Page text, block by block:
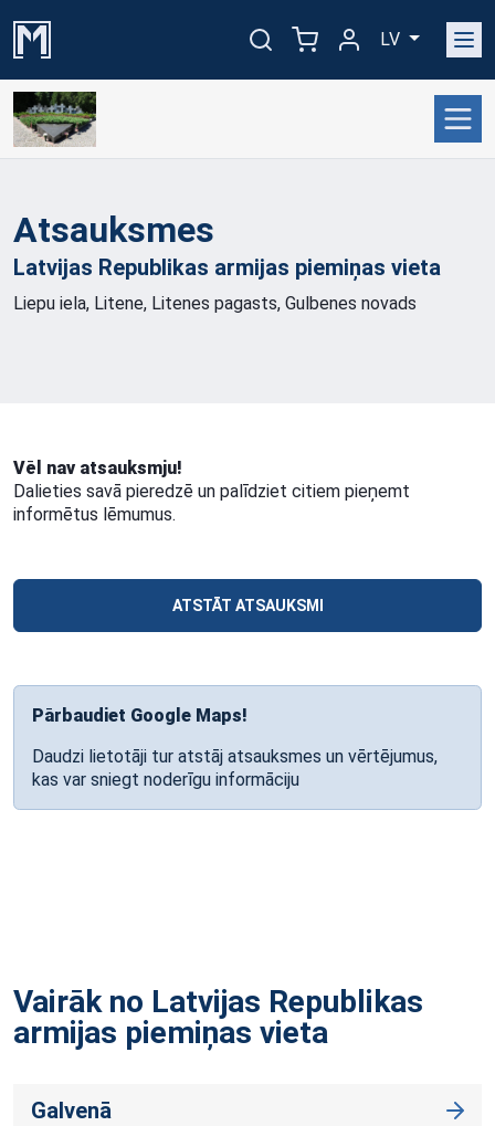
LV
Atsauksmes
Latvijas Republikas armijas piemiņas vieta
Liepu iela, Litene, Litenes pagasts, Gulbenes novads
Vēl nav atsauksmju!
Dalieties savā pieredzē un palīdziet citiem pieņemt
informētus lēmumus.
ATSTĀT ATSAUKSMI
Pārbaudiet Google Maps!
Daudzi lietotāji tur atstāj atsauksmes un vērtējumus,
kas var sniegt noderīgu informāciju
Vairāk no Latvijas Republikas
armijas piemiņas vieta
Galvenā